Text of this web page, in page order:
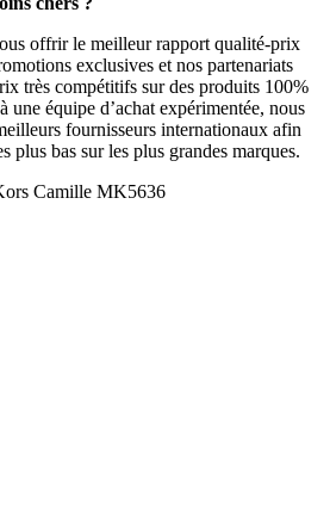
offrir le meilleur rapport qualité-prix
exclusives et nos partenariats
très compétitifs sur des produits 100%
une équipe d’achat expérimentée, nous
fournisseurs internationaux afin
plus bas sur les plus grandes marques.
Camille MK5636